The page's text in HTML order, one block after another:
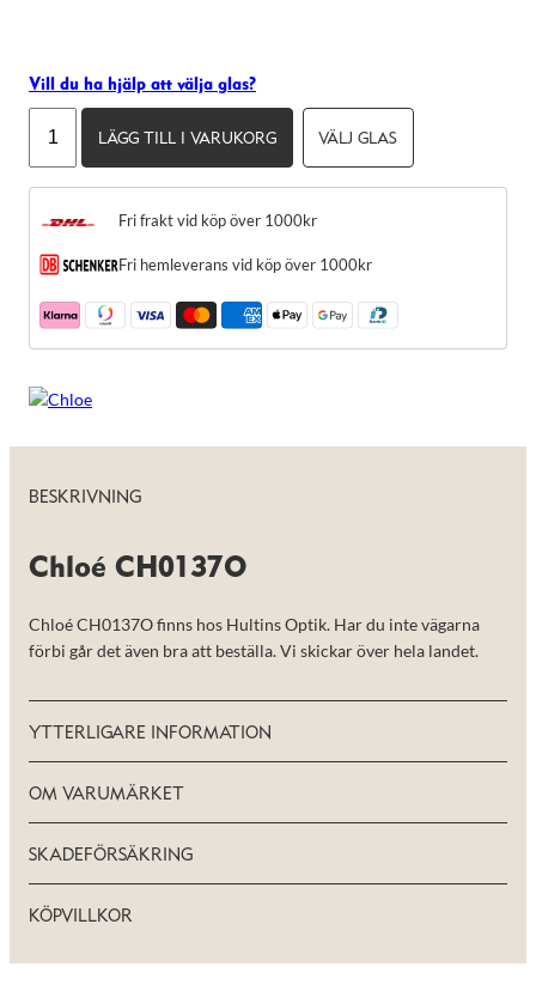
Vill du ha hjälp att välja glas?
CH0137O
mängd
LÄGG TILL I VARUKORG VÄLJ GLAS
Fri frakt vid köp över 1000kr
Fri hemleverans vid köp över 1000kr
BESKRIVNING
Chloé CH0137O
Chloé CH0137O finns hos Hultins Optik. Har du inte vägarna
förbi går det även bra att beställa. Vi skickar över hela landet.
YTTERLIGARE INFORMATION
OM VARUMÄRKET
SKADEFÖRSÄKRING
KÖPVILLKOR
Dessa kakor
går inte att
välja bort.
för att
Statistik
För att vi ska
förbättra
funktionalitet
uppbyggnad,
hur hemsidan
används.
För att vår
hemsida ska
bra som
ditt besök.